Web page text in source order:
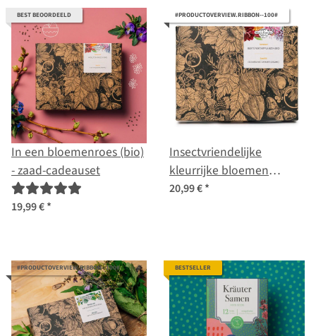
traditioneel & heilzaam -
zaadpakket voor
beginners
BEST BEOORDEELD
In een bloemenroes (bio)
- zaad-cadeauset
19,99 €*
#PRODUCTOVERVIEW.RIBBON--100#
Insectvriendelijke
kleurrijke bloemen
(biologisch) - zaad-
20,99 €*
#PRODUCTOVERVIEW.RIBBON--100# BESTSELLER